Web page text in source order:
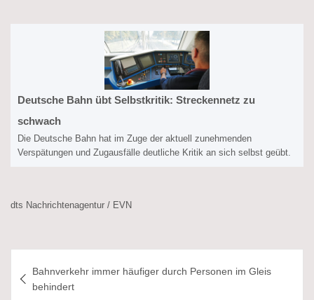
Deutsche Bahn übt Selbstkritik: Streckennetz zu
schwach
Die Deutsche Bahn hat im Zuge der aktuell zunehmenden
Verspätungen und Zugausfälle deutliche Kritik an sich selbst geübt.
dts Nachrichtenagentur / EVN
Bahnverkehr immer häufiger durch Personen im Gleis
behindert